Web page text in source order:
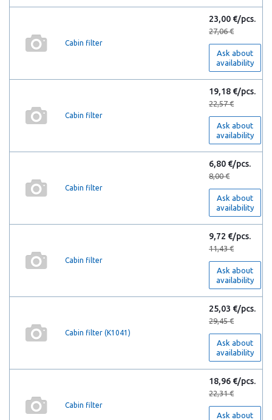
Cabin filter
23,00 €/pcs.
27,06 €
Ask about
availability
Cabin filter
19,18 €/pcs.
22,57 €
Ask about
availability
Cabin filter
6,80 €/pcs.
8,00 €
Ask about
availability
Cabin filter
9,72 €/pcs.
11,43 €
Ask about
availability
Cabin filter (K1041)
25,03 €/pcs.
29,45 €
Ask about
availability
Cabin filter
18,96 €/pcs.
22,31 €
Ask about